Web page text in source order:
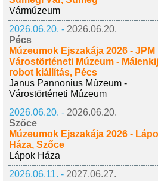
Vármúzeum
2026.06.20. - 2026.06.20.
Pécs
Múzeumok Éjszakája 2026 - JPM
Várostörténeti Múzeum - Málenkij
robot kiállítás, Pécs
Janus Pannonius Múzeum -
Várostörténeti Múzeum
2026.06.20. - 2026.06.20.
Szőce
Múzeumok Éjszakája 2026 -
Háza, Szőce
Lápok Háza
2026.06.11. - 2027.06.27.